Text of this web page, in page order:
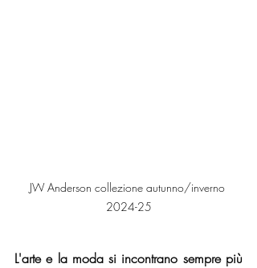
JW Anderson collezione autunno/inverno
2024-25
L'arte e la moda si incontrano sempre più